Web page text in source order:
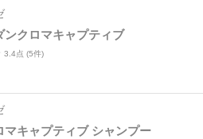
ンクロマキャプティブ
3.4点 (5件)
マキャプティブ シャンプー